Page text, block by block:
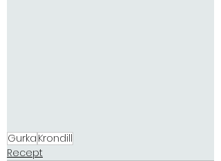
Gurka Krondill
Recept